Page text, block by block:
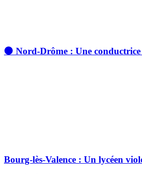
⚫ Nord-Drôme : Une
Bourg-lès-Valence : Un lycéen